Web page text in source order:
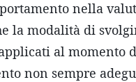
nella
la modalità di
al momento
non sempre